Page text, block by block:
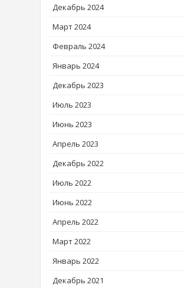
Декабрь 2024
Март 2024
Февраль 2024
Январь 2024
Декабрь 2023
Июль 2023
Июнь 2023
Апрель 2023
Декабрь 2022
Июль 2022
Июнь 2022
Апрель 2022
Март 2022
Январь 2022
Декабрь 2021